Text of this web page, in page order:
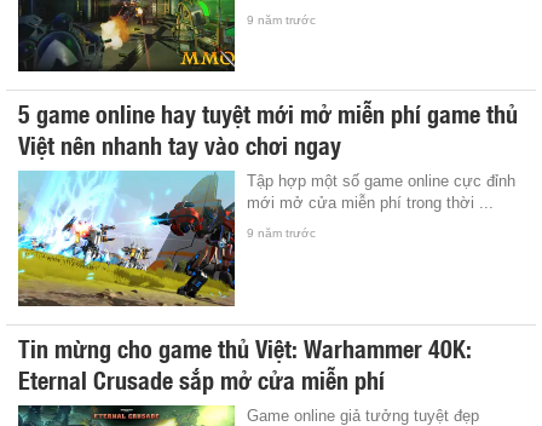
9 năm trước
5 game online hay tuyệt mới mở miễn phí game thủ
Việt nên nhanh tay vào chơi ngay
Tập hợp một số game online cực đỉnh
mới mở cửa miễn phí trong thời ...
9 năm trước
Tin mừng cho game thủ Việt: Warhammer 40K:
Eternal Crusade sắp mở cửa miễn phí
Game online giả tưởng tuyệt đẹp